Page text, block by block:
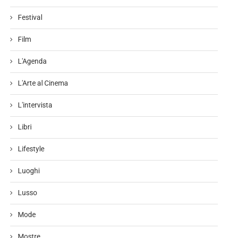
Festival
Film
L'Agenda
L'Arte al Cinema
L'intervista
Libri
Lifestyle
Luoghi
Lusso
Mode